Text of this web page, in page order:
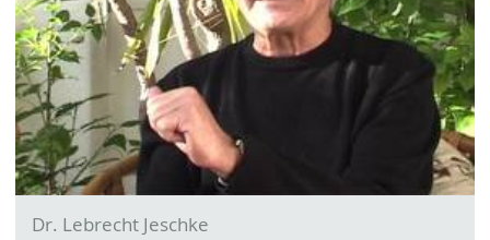
Dr. Lebrecht Jeschke